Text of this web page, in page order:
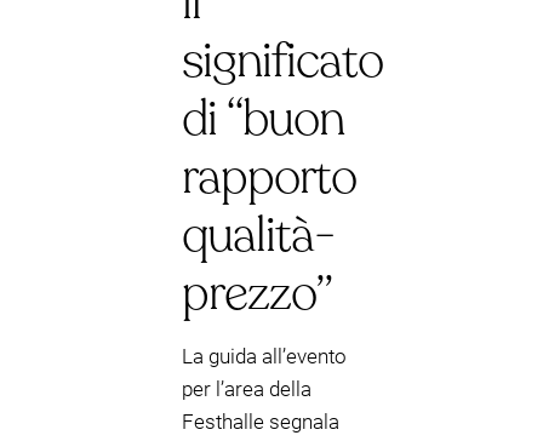
significato
di “buon
rapporto
qualità-
prezzo”
La guida all’evento
per l’area della
Festhalle segnala